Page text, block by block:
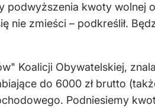
podwyższenia kwoty
nie zmieści – podkreślił.
Koalicji Obywatelskiej,
do 6000 zł brutto
Podniesiemy